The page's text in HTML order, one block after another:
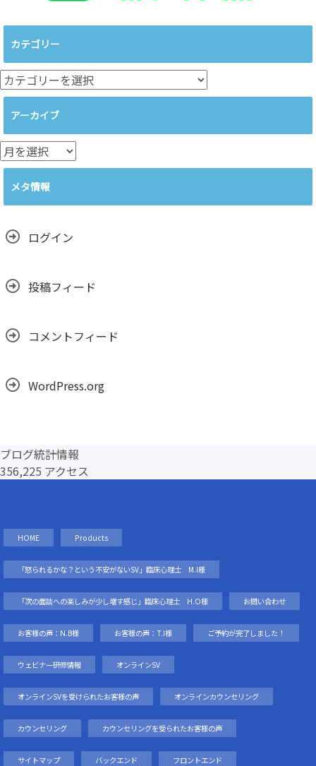
カテゴリー
カ
テ
リ
ー
アーカイブ
ア
ー
イ
メタ情報
ログイン
投稿フィード
コメントフィード
WordPress.org
ブログ統計情報
356,225 アクセス
HOME Products
「怒られるかな？という不安がないSV」臨床心理士 M.I様
「次の面談への楽しみが少し増す感じ」臨床心理士 H.O様 お問い合わせ
お客様の声：N.B様 お客様の声：T.I様 ご予約が完了しました！
ウェビナー研修情報 オンラインSV
オンラインSVを受けられたお客様の声 オンラインカウンセリング
カウンセリング カウンセリングを受られたお客様の声
サイトマップ バックエンド フロントエンド